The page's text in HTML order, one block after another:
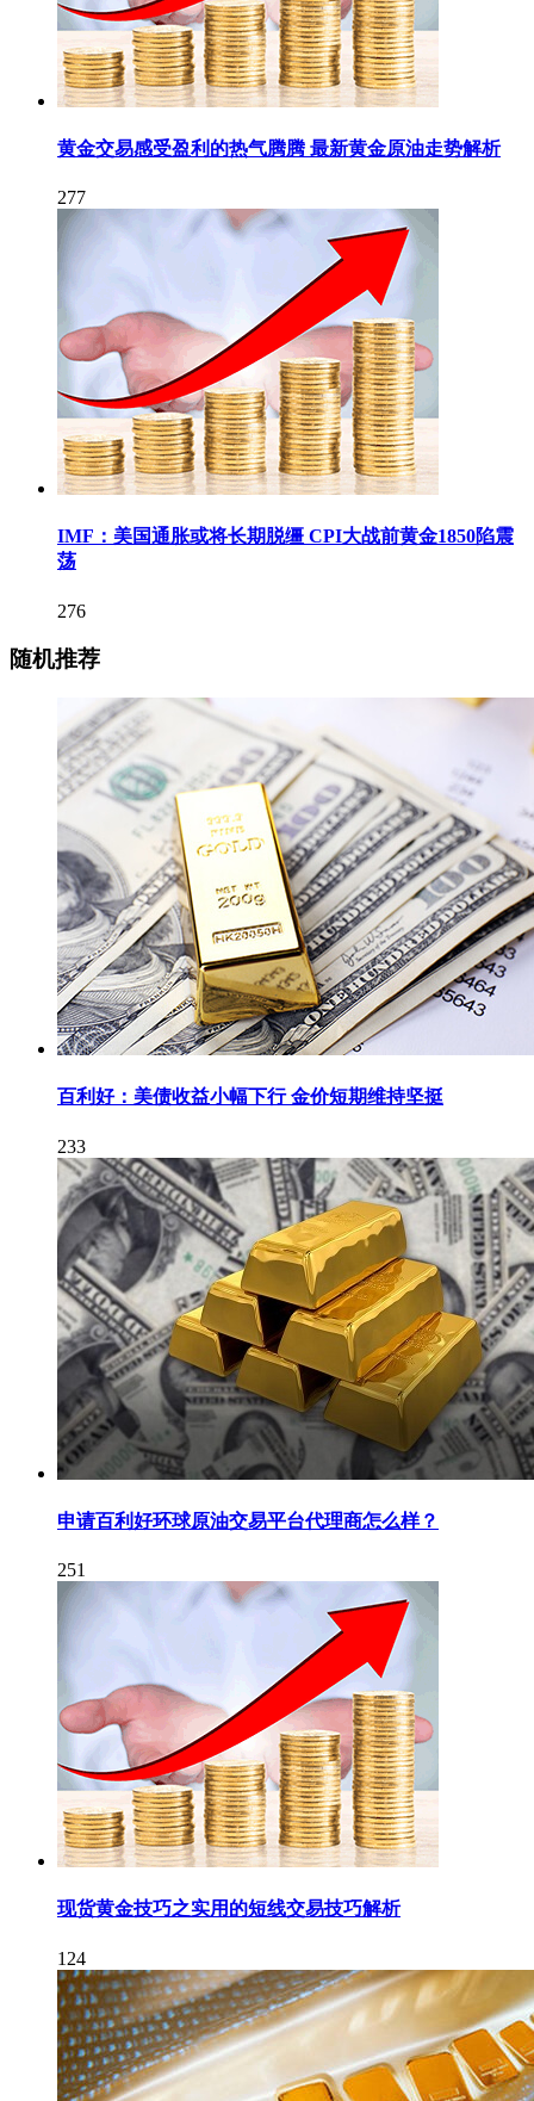
黄金交易感受盈利的热气腾腾 最新黄金原油走势解析
277
IMF：美国通胀或将长期脱缰 CPI大战前黄金1850陷震
荡
276
随机推荐
百利好：美债收益小幅下行 金价短期维持坚挺
233
申请百利好环球原油交易平台代理商怎么样？
251
现货黄金技巧之实用的短线交易技巧解析
124